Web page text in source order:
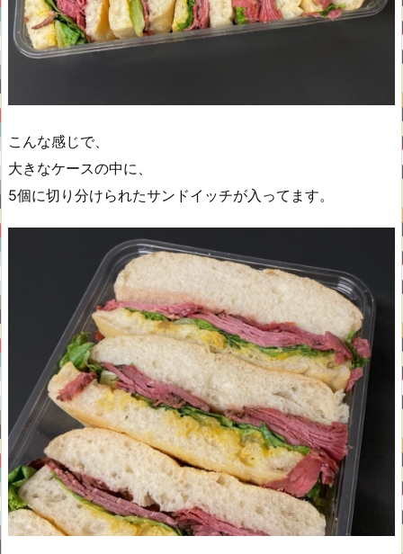
こんな感じで、
大きなケースの中に、
5個に切り分けられたサンドイッチが入ってます。